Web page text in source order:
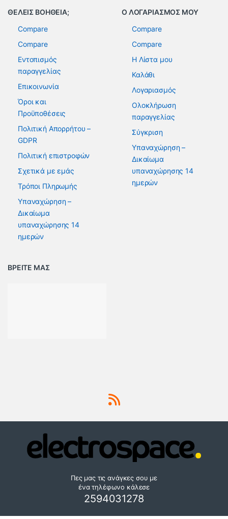
ΘΕΛΕΙΣ ΒΟΗΘΕΙΑ;
Compare
Compare
Εντοπισμός
παραγγελίας
Επικοινωνία
Όροι και
Προϋποθέσεις
Πολιτική Απορρήτου –
GDPR
Πολιτική επιστροφών
Σχετικά με εμάς
Τρόποι Πληρωμής
Υπαναχώρηση –
Δικαίωμα
υπαναχώρησης 14
ημερών
Ο ΛΟΓΑΡΙΑΣΜΟΣ ΜΟΥ
Compare
Compare
Η Λίστα μου
Καλάθι
Λογαριασμός
Ολοκλήρωση
παραγγελίας
Σύγκριση
Υπαναχώρηση –
Δικαίωμα
υπαναχώρησης 14
ημερών
ΒΡΕΙΤΕ ΜΑΣ
Πες μας τις ανάγκες σου με
ένα τηλέφωνο κάλεσε
2594031278